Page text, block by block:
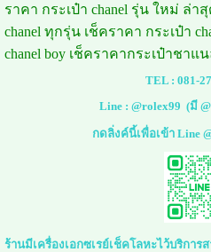
ราคา กระเป๋า chanel รุ่น ใหม่ ล่
chanel ทุกรุ่น เช็คราคา กระเป๋า
chanel boy เช็คราคากระเป๋าชาแ
TEL : 081-
Line :@rolex99 (มี
กดลิ่งค์นี้เพื่อเข้า Line
ร้านมีเครื่องเอกซเรย์เช็คโลหะไว้บริก